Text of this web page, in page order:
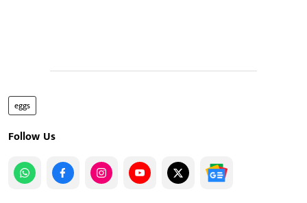
eggs
Follow Us